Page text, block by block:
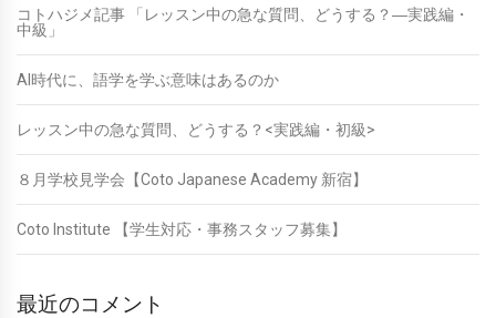
コトハジメ記事 「レッスン中の急な質問、どうする？―実践編・
中級」
AI時代に、語学を学ぶ意味はあるのか
レッスン中の急な質問、どうする？<実践編・初級>
８月学校見学会【Coto Japanese Academy 新宿】
Coto Institute 【学生対応・事務スタッフ募集】
最近のコメント